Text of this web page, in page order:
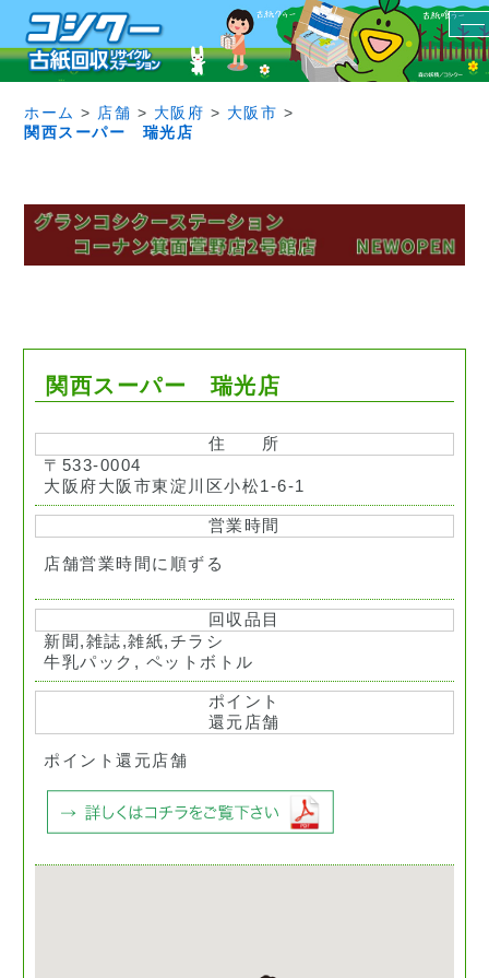
ホーム > 店舗 > 大阪府 > 大阪市 >
関西スーパー 瑞光店
関西スーパー 瑞光店
住 所
〒533-0004
大阪府大阪市東淀川区小松1-6-1
営業時間
店舗営業時間に順ずる
回収品目
新聞,雑誌,雑紙,チラシ
牛乳パック, ペットボトル
ポイント
還元店舗
ポイント還元店舗